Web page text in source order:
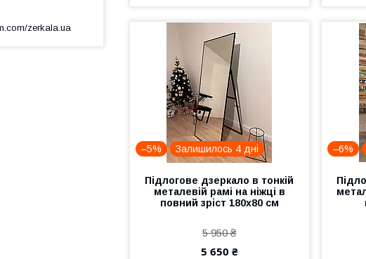
–5% Залишилось 4 дні
Підлогове дзеркало в тонкій
металевій рамі на ніжці в
повний зріст 180x80 см
5 950 ₴
5 650 ₴
–6%
zerkala.ua